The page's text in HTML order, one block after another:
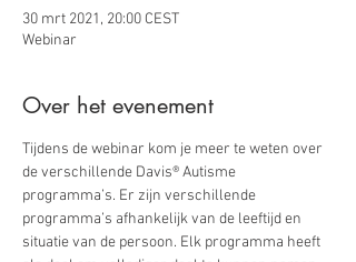
30 mrt 2021, 20:00 CEST
Webinar
Over het evenement
Tijdens de webinar kom je meer te weten over
de verschillende Davis® Autisme
programma’s. Er zijn verschillende
programma’s afhankelijk van de leeftijd en
situatie van de persoon. Elk programma heeft